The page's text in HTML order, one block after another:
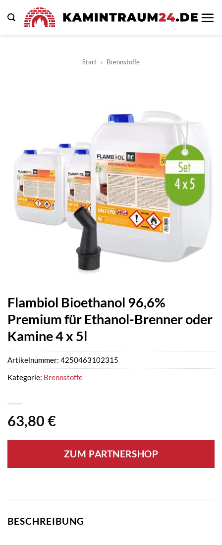
Inhalt
Start » Brennstoffe
Flambiol Bioethanol 96,6%
Premium für Ethanol-Brenner oder
Kamine 4 x 5l
63,80 €
ZUM PARTNERSHOP
Artikelnummer: 4250463102315
Kategorie: Brennstoffe
BESCHREIBUNG